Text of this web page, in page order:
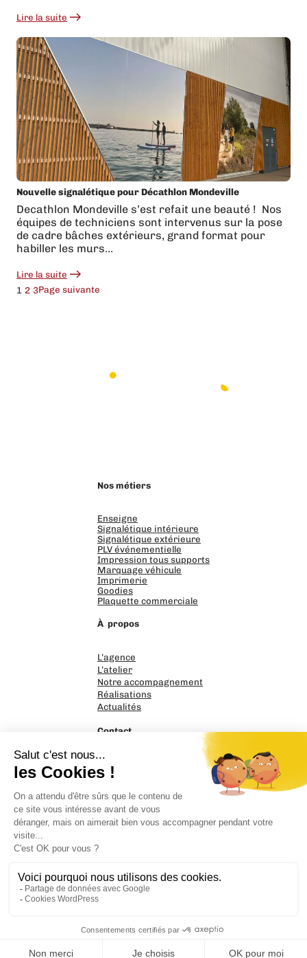
Lire la suite
:
sur
l’échenillage
d’adhésif
Nouvelle signalétique pour Décathlon Mondeville
Decathlon Mondeville s’est refait une beauté ! ️ Nos
équipes de techniciens sont intervenus sur la pose
de cadre bâches extérieurs, grand format pour
habiller les murs…
Lire la suite
:
Nouvelle
1 2 3Page suivante
Nos métiers
Enseigne
Signalétique intérieure
Signalétique extérieure
PLV événementielle
Impression tous supports
Marquage véhicule
Imprimerie
Goodies
Plaquette commerciale
À propos
L’agence
L’atelier
Notre accompagnement
Réalisations
Actualités
Contact
PrintnGo
14120 Mondeville
02 31 39 58 95
Parlons de votre projet
Politique de confidentialité